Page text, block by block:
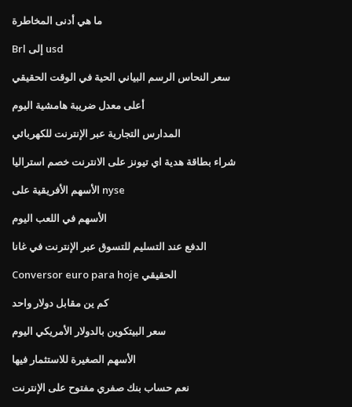
ما هي أدنى المخاطرة
Brl إلى usd
سعر النحاس الرسم البياني الحية في الوقت الحقيقي
أعلى معدل ضريبة هامشية اليوم
المدارس التجارية عبر الإنترنت للكهربائي
شراء بطاقة هدية اي تيونز على الانترنت خصم استراليا
الأسهم الأفريقية على nyse
الأسهم في اللعب اليوم
الدفع عند التسليم للتسوق عبر الإنترنت في غانا
Conversor euro para hoje الحقيقي
كم ين مقابل دولار واحد
سعر البيتكوين بالدولار الأمريكي اليوم
الأسهم الصغيرة للاستثمار فيها
نعم حساب بنك صفري مفتوح على الإنترنت